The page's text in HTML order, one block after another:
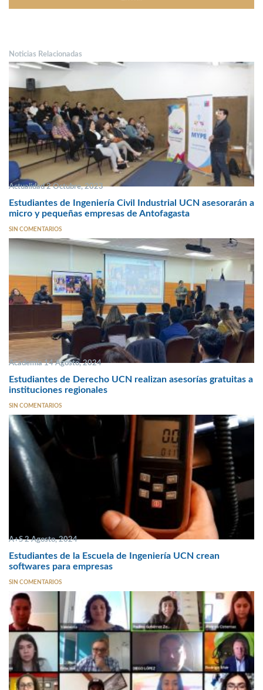
Noticias Relacionadas
Actualidad 2 Octubre, 2023
Estudiantes de Ingeniería Civil Industrial UCN asesorarán a
micro y pequeñas empresas de Antofagasta
SIN COMENTARIOS
Academia 14 Agosto, 2024
Estudiantes de Derecho UCN realizan asesorías gratuitas a
instituciones regionales
SIN COMENTARIOS
A+S 2 Agosto, 2024
Estudiantes de la Escuela de Ingeniería UCN crean
softwares para empresas
SIN COMENTARIOS